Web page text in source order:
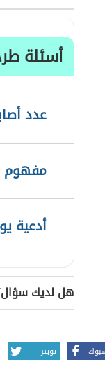
أسئلة
عدد
مفهوم
أدعية
هل لديك
تويتر